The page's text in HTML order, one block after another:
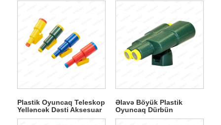
Plastik Oyuncaq Teleskop
Yelləncək Dəsti Aksesuar
Əlavə Böyük Plastik
Oyuncaq Dürbün
Yelləncək Dəsti